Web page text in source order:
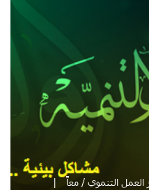
العمل التنموي / معاً
|